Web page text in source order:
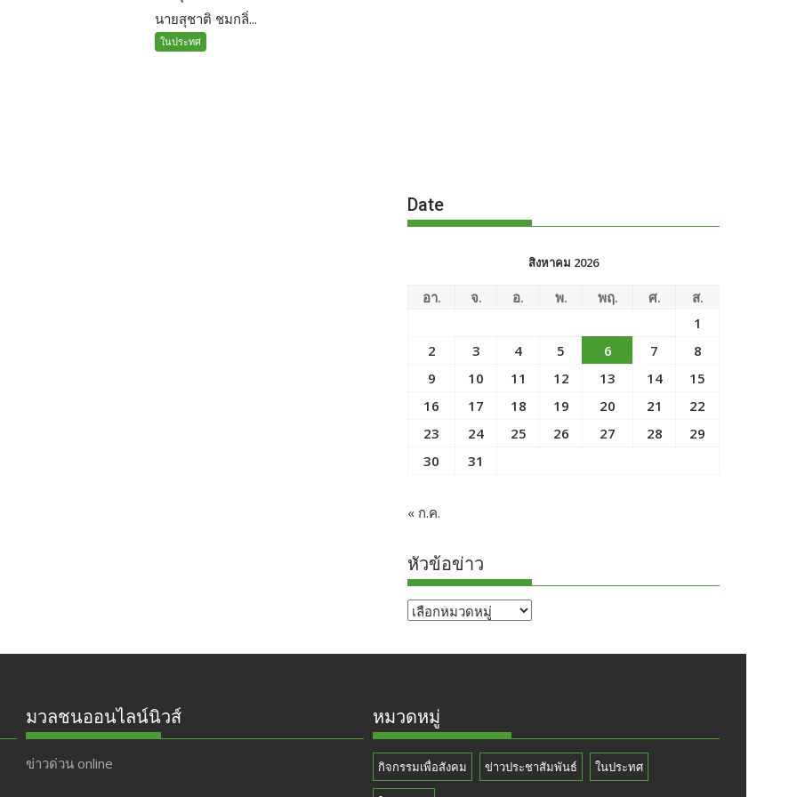
นายสุชาติ ชมกลิ่...
ในประทศ
Date
สิงหาคม 2026
อา. จ. อ. พ. พฤ. ศ.
ส.
1
2
3 4 5 6 7
8
9
10 11 12 13 14
15
16
17 18 19 20 21
22
23
24 25 26 27 28
29
30
31
« ก.ค.
หัวข้อข่าว
หัวข้อ
มวลชนออนไลน์นิวส์
ข่าวด่วน online
หมวดหมู่
กิจกรรมเพื่อสังคม ข่าวประชาสัมพันธ์ ในประทศ